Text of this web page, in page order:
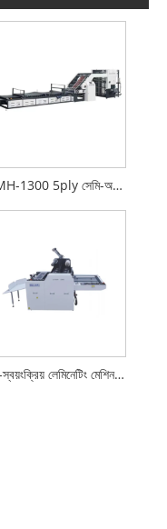
GFMH-1300 5ply সেমি-অটো ফ্লুট ল্যামিনেটর
আধা-স্বয়ংক্রিয় লেমিনেটিং মেশিন (এমবসিং সহ)